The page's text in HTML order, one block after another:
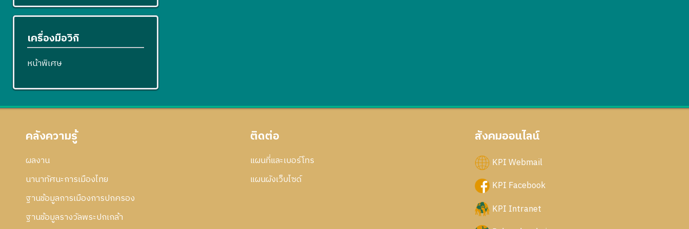
เครื่องมือวิกิ
หน้าพิเศษ
คลังความรู้
ผลงาน
นานาทัศนะการเมืองไทย
ฐานข้อมูลการเมืองการปกครอง
ฐานข้อมูลรางวัลพระปกเกล้า
ติดต่อ
แผนที่และเบอร์โทร
แผนผังเว็บไซด์
สังคมออนไลน์
KPI Webmail
KPI Facebook
KPI Intranet